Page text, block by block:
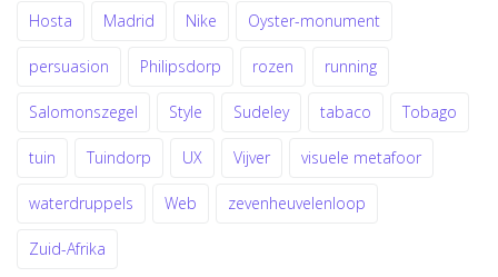
Hosta Madrid Nike Oyster-monument
persuasion Philipsdorp rozen running
Salomonszegel Style Sudeley tabaco Tobago
tuin Tuindorp UX Vijver visuele metafoor
waterdruppels Web zevenheuvelenloop
Zuid-Afrika